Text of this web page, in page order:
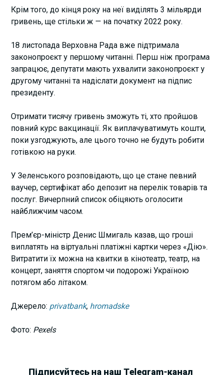
Крім того, до кінця року на неї виділять 3 мільярди
гривень, ще стільки ж — на початку 2022 року.
18 листопада Верховна Рада вже підтримала
законопроєкт у першому читанні. Перш ніж програма
запрацює, депутати мають ухвалити законопроєкт у
другому читанні та надіслати документ на підпис
президенту.
Отримати тисячу гривень зможуть ті, хто пройшов
повний курс вакцинації. Як виплачуватимуть кошти,
поки узгоджують, але цього точно не будуть робити
готівкою на руки.
У Зеленського розповідають, що це стане певний
ваучер, сертифікат або депозит на перелік товарів та
послуг. Вичерпний список обіцяють оголосити
найближчим часом.
Прем’єр-міністр Денис Шмигаль казав, що гроші
виплатять на віртуальні платіжні картки через «Дію».
Витратити їх можна на квитки в кінотеатр, театр, на
концерт, заняття спортом чи подорожі Україною
потягом або літаком.
Джерело: privatbank, hromadske
Фото: Pexels
Підписуйтесь на наш Telegram-канал